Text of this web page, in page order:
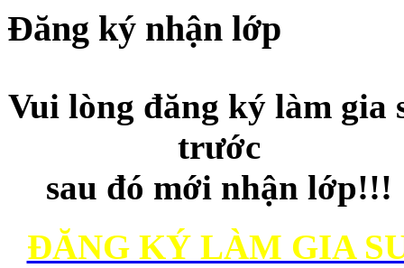
Đăng ký nhận lớp
Vui lòng đăng ký làm gia
trước
sau đó mới nhận lớp!!!
ĐĂNG KÝ LÀM GIA